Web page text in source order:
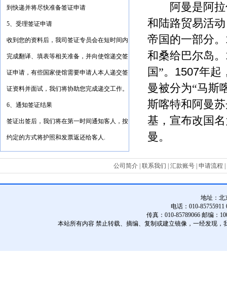
到快递并将尽快准备签证申请
5、受理签证申请
收到您的资料后，我司签证专员会在短时间内
完成翻译、填表等相关准备，并向使馆递交签
证申请，有些国家使馆需要申请人本人递交签
证资料并面试，我们将协助您完成递交工作。
6、通知签证结果
签证出签后，我们将在第一时间通知客人，按
约定的方式将护照和发票返还给客人.
阿曼是阿拉
和陆路贸易活
帝国的一部分。
和桑给巴尔岛。
国 ”。 1507年起
曼被分为“马斯
斯喀特和阿曼
基，宣布改国
曼。
公司简介 联系我们 汇款账号 申请流程
地址：北
电话：010-85755911
传真：010-85789066 邮编：
本站所有内容 禁止转载、摘编、复制或建立镜像，一经发现